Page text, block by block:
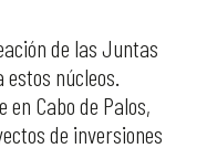
de las Juntas
estos núcleos.
Cabo de Palos,
de inversiones